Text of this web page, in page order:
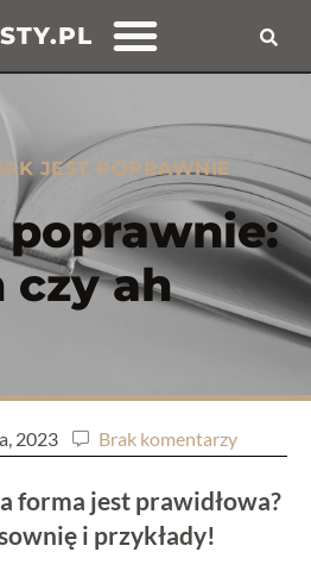
JEST POPRAWNIE
czy ah
2023 Brak komentarzy
forma jest prawidłowa?
i przykłady!